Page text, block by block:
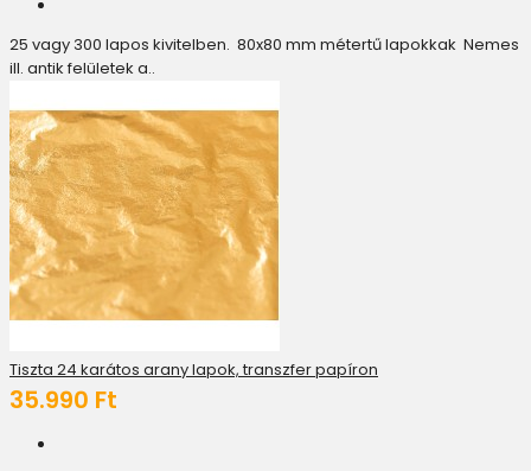
25 vagy 300 lapos kivitelben. 80x80 mm métertű lapokkak Nemes
ill. antik felületek a..
Tiszta 24 karátos arany lapok, transzfer papíron
35.990 Ft